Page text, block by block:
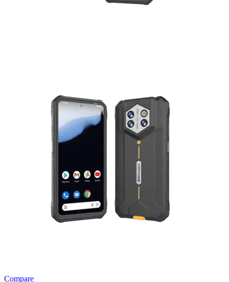
Compare